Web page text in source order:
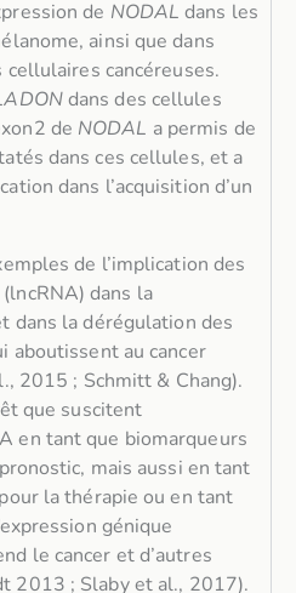
de NODAL dans les
ainsi que dans
cancéreuses.
dans des cellules
de NODAL a permis de
dans ces cellules, et a
dans l’acquisition d’un
de l’implication des
dans la
dans la dérégulation des
aboutissent au cancer
2015 ; Schmitt & Chang).
que suscitent
en tant que biomarqueurs
mais aussi en tant
la thérapie ou en tant
génique
le cancer et d’autres
2013 ; Slaby et al., 2017).